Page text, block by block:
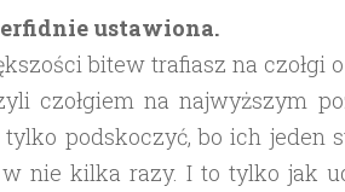
ustawiona.
bitew trafiasz na czołgi
czołgiem na najwyższym
podskoczyć, bo ich jeden
nie kilka razy. I to tylko jak